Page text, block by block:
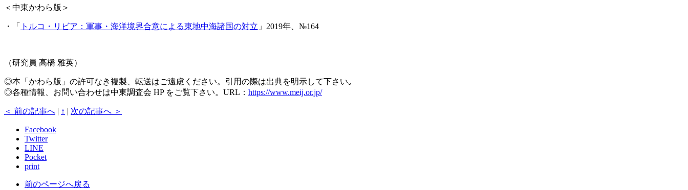
＜中東かわら版＞
・「 トルコ・リビア：軍事・海洋境界合意による東地中海諸国の対立 」2019年、№164
（研究員 高橋 雅英）
◎本「かわら版」の許可なき複製、転送はご遠慮ください。引用の際は出典を明示して下さい｡
◎各種情報、お問い合わせは中東調査会 HP をご覧下さい。URL： https://www.meij.or.jp/
＜ 前の記事へ | ↑ | 次の記事へ ＞
Facebook
Twitter
LINE
Pocket
print
前のページへ戻る